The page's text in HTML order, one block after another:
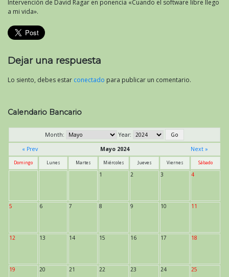
Intervención de David Ragar en ponencia «Cuando el software libre llego
a mi vida».
Dejar una respuesta
Lo siento, debes estar conectado para publicar un comentario.
Calendario Bancario
Month:
Year:
« Prev
Mayo 2024 Next »
Domingo Lunes Martes Miércoles Jueves Viernes Sábado
1 2 3 4
5 6 7 8 9 10 11
12 13 14 15 16 17 18
19 20 21 22 23 24 25